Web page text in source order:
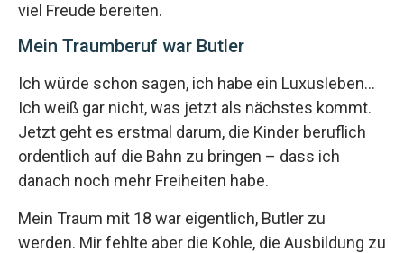
viel Freude bereiten.
Mein Traumberuf war Butler
Ich würde schon sagen, ich habe ein Luxusleben…
Ich weiß gar nicht, was jetzt als nächstes kommt.
Jetzt geht es erstmal darum, die Kinder beruflich
ordentlich auf die Bahn zu bringen – dass ich
danach noch mehr Freiheiten habe.
Mein Traum mit 18 war eigentlich, Butler zu
werden. Mir fehlte aber die Kohle, die Ausbildung zu